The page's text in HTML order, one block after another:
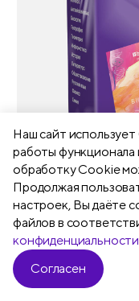
Наш сайт
работы функционала
обработку Cookie
Продолжая
настроек, Вы даёте
файлов в
конфиденциальности
Согласен